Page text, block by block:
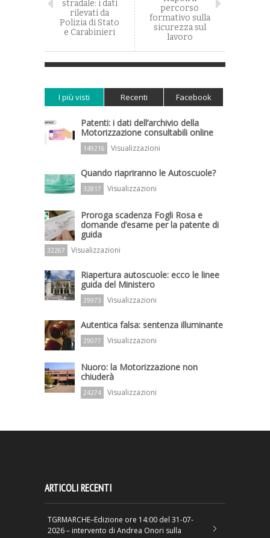
stradale: i dati
rilevati da
Polizia di Stato
e Carabinieri
percorso
formativo sulla
sicurezza sul
lavoro
I più visti Recenti Facebook
Patenti: i dati dell’archivio della
Motorizzazione consultabili online
149216 Visualizzazioni
Quando riapriranno le Autoscuole?
32817 Visualizzazioni
Proroga scadenza Fogli Rosa e
domande d’esame per la patente di
guida
32267 Visualizzazioni
Riapertura autoscuole: ecco le linee
guida del Ministero
29973 Visualizzazioni
Autentica falsa: sentenza illuminante
29077 Visualizzazioni
Nuoro: la Motorizzazione non
chiuderà
24274 Visualizzazioni
ARTICOLI RECENTI
TGRMARCHE–Edizione ore 14:00 del 31-07-
2026 – intervento di Andrea Onori sulla